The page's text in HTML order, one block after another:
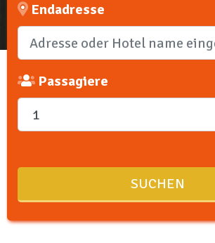
Endadresse
Passagiere
SUCHEN